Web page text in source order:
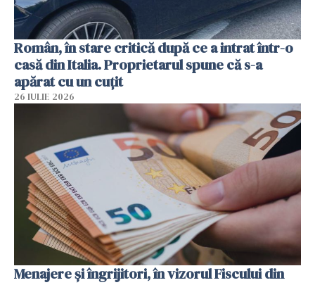
Român, în stare critică după ce a intrat într-o
casă din Italia. Proprietarul spune că s-a
apărat cu un cuțit
26 IULIE 2026
Menajere și îngrijitori, în vizorul Fiscului din